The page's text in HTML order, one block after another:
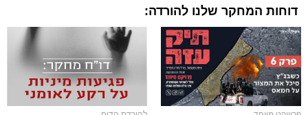
דוחות המחקר שלנו להורדה: